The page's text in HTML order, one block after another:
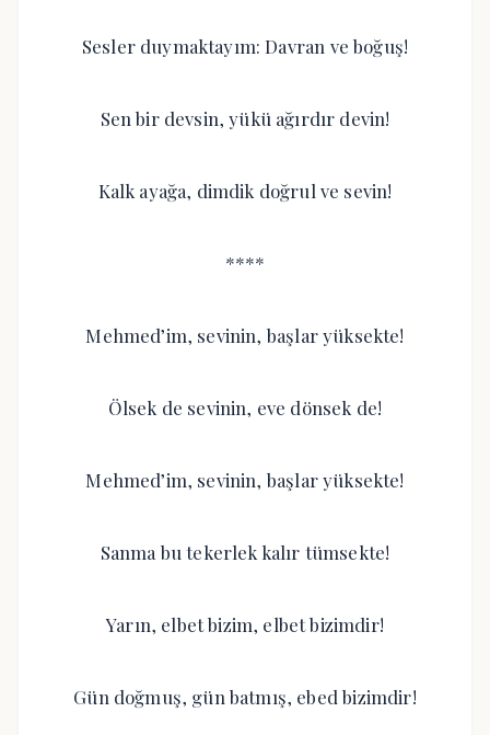
Sesler duymaktayım: Davran ve boğuş!
Sen bir devsin, yükü ağırdır devin!
Kalk ayağa, dimdik doğrul ve sevin!
****
Mehmed’im, sevinin, başlar yüksekte!
Ölsek de sevinin, eve dönsek de!
Mehmed’im, sevinin, başlar yüksekte!
Sanma bu tekerlek kalır tümsekte!
Yarın, elbet bizim, elbet bizimdir!
Gün doğmuş, gün batmış, ebed bizimdir!